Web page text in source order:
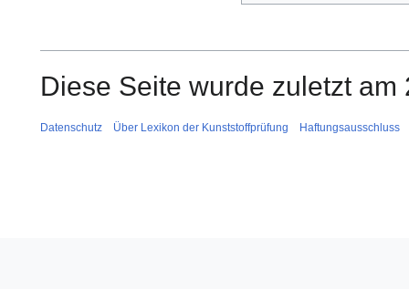
Diese Seite wurde zuletzt
Datenschutz Über Lexikon der Kunststoffprüfung Haftungsausschluss